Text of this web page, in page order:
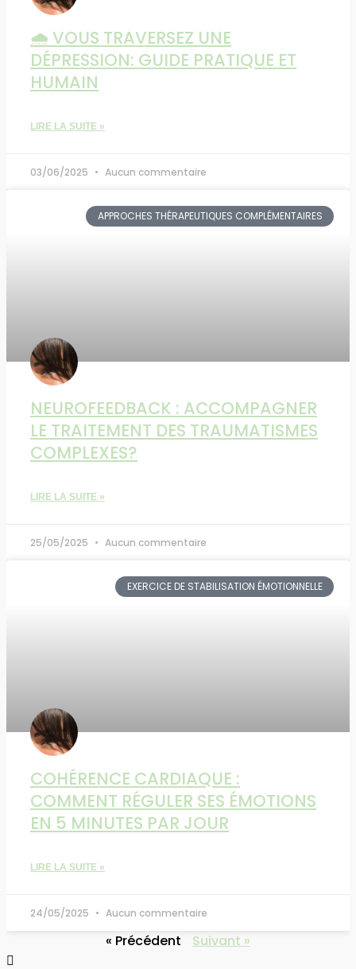
🌧️ VOUS TRAVERSEZ UNE
DÉPRESSION: GUIDE PRATIQUE ET
HUMAIN
LIRE LA SUITE »
03/06/2025 Aucun commentaire
APPROCHES THÉRAPEUTIQUES COMPLÉMENTAIRES
NEUROFEEDBACK : ACCOMPAGNER
LE TRAITEMENT DES TRAUMATISMES
COMPLEXES?
LIRE LA SUITE »
25/05/2025 Aucun commentaire
EXERCICE DE STABILISATION ÉMOTIONNELLE
COHÉRENCE CARDIAQUE :
COMMENT RÉGULER SES ÉMOTIONS
EN 5 MINUTES PAR JOUR
LIRE LA SUITE »
24/05/2025 Aucun commentaire
« Précédent Suivant »